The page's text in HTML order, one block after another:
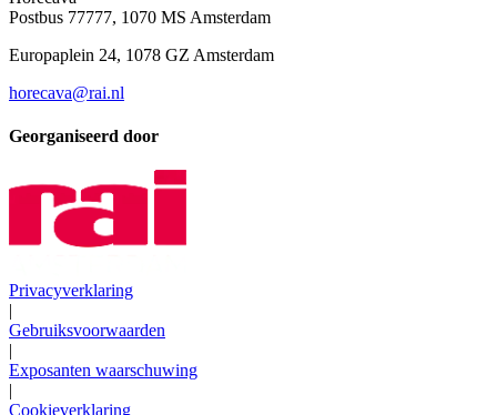
Postbus 77777, 1070 MS Amsterdam
Europaplein 24, 1078 GZ Amsterdam
horecava@rai.nl
Georganiseerd door
Privacyverklaring
|
Gebruiksvoorwaarden
|
Exposanten waarschuwing
|
Cookieverklaring